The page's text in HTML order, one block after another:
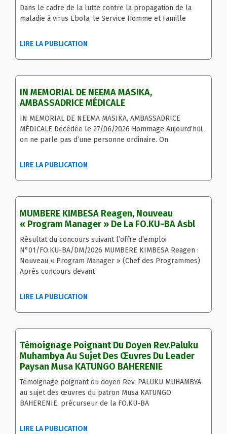
Dans le cadre de la lutte contre la propagation de la
maladie à virus Ebola, le Service Homme et Famille
LIRE LA PUBLICATION
IN MEMORIAL DE NEEMA MASIKA,
AMBASSADRICE MÉDICALE
IN MEMORIAL DE NEEMA MASIKA, AMBASSADRICE
MÉDICALE Décédée le 27/06/2026 Hommage Aujourd’hui,
on ne parle pas d’une personne ordinaire. On
LIRE LA PUBLICATION
MUMBERE KIMBESA Reagen, Nouveau
« Program Manager » De La FO.KU-BA Asbl
Résultat du concours suivant l’offre d’emploi
N°01/FO.KU-BA/DM/2026 MUMBERE KIMBESA Reagen :
Nouveau « Program Manager » (Chef des Programmes)
Après concours devant
LIRE LA PUBLICATION
Témoignage Poignant Du Doyen Rev.Paluku
Muhambya Au Sujet Des Œuvres Du Leader
Paysan Musa KATUNGO BAHERENIE
Témoignage poignant du doyen Rev. PALUKU MUHAMBYA
au sujet des œuvres du patron Musa KATUNGO
BAHERENIE, précurseur de la FO.KU-BA
LIRE LA PUBLICATION